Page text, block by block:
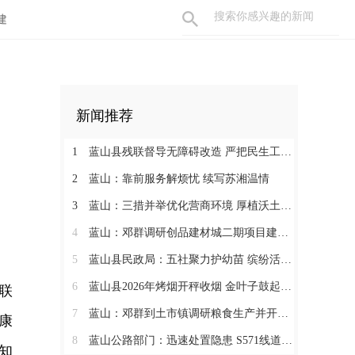
新闻推荐
1 蓝山县残联督导无障碍改造 严把民生工程质量
2 蓝山：靠前服务解烦忧 续写苏湘温情
3 蓝山：三措并举优化营商环境 厚植沃土汇聚发展动能
4 蓝山：邓群调研创品建材城二期项目建设情况
5 蓝山县民政局：五社聚力护幼苗 缤纷活动暖暑期
6 蓝山县2026年烤烟开秤收烟 金叶子鼓起烟农钱袋子
7 蓝山：邓群到土市镇调研粮食生产并开展联村解忧“四个一批”工作
8 蓝山公路部门：迅速处置隐患 S571线道路抢修有序推进